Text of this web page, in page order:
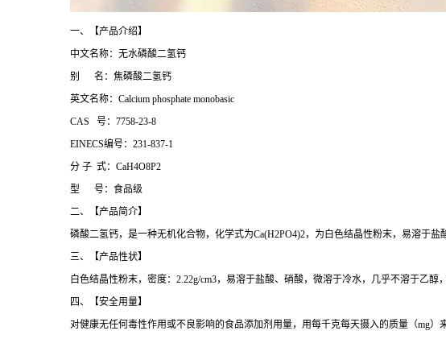
一、【产品介绍】
中文名称：无水磷酸二氢钙
别 名：焦磷酸二氢钙
英文名称：Calcium phosphate monobasic
CAS 号：7758-23-8
EINECS编号：231-837-1
分 子 式：CaH4O8P2
型 号：食品级
二、【产品简介】
磷酸二氢钙，是一种无机化合物，化学式为Ca(H2PO4)2，为白色结晶性粉末，易溶于
三、【产品性状】
白色结晶性粉末，密度：2.22g/cm3，易溶于盐酸、硝酸，微溶于冷水，几乎不溶于乙醇
四、【安全用量】
对健康无任何毒性作用或不良影响的食品添加剂用量，用每千克每天摄入的质量（mg）